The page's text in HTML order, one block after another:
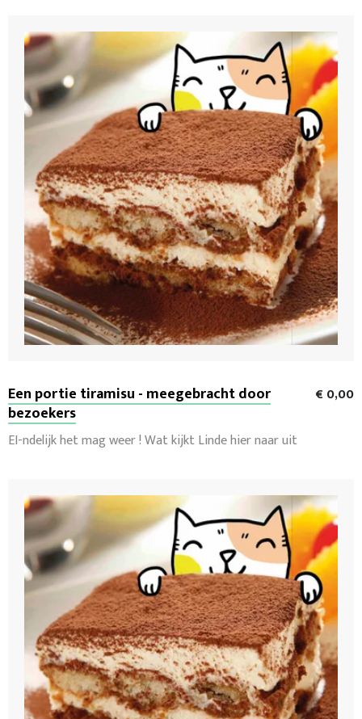
Een portie tiramisu - meegebracht door
bezoekers
€ 0,00
EI-ndelijk het mag weer ! Wat kijkt Linde hier naar uit